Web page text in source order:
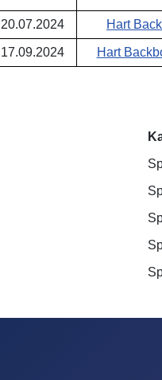
20.07.2024 Hart
17.09.2024 Hart